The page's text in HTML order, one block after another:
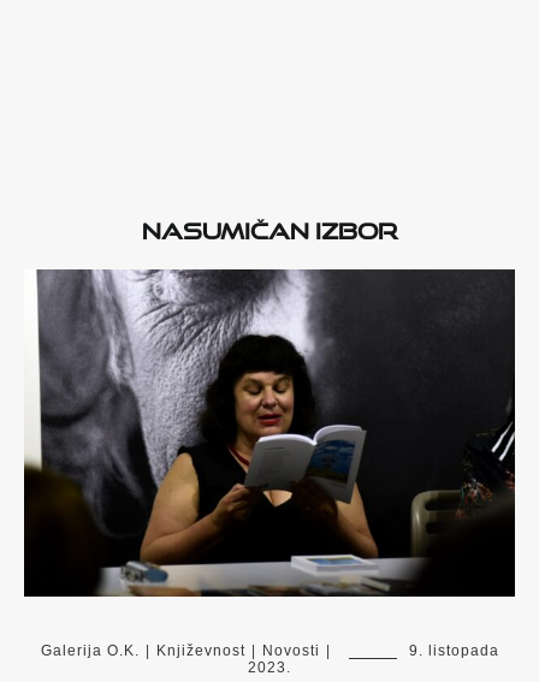
Nasumičan izbor
Galerija O.K. | Književnost | Novosti |
9. listopada
2023.